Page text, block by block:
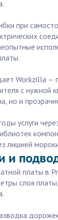
при
Workzilla —
с нужной
но и
услуги
лишней
и
платы в
слоя